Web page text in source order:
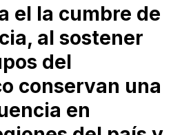
el la cumbre de
al sostener
del
conservan una
en